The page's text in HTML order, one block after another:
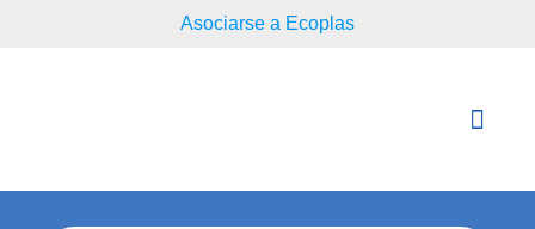
Asociarse a Ecoplas